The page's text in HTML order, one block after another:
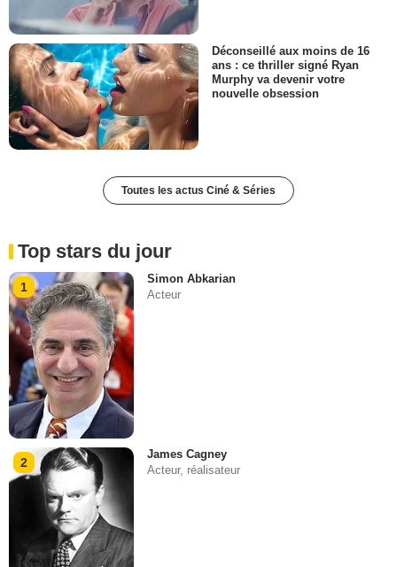
Déconseillé aux moins de 16
ans : ce thriller signé Ryan
Murphy va devenir votre
nouvelle obsession
Toutes les actus Ciné & Séries
Top stars du jour
1
Simon Abkarian
Acteur
2
James Cagney
Acteur, réalisateur